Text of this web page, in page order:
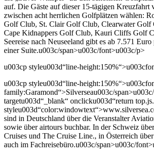
auf. Die Gäste auf dieser 15-tägigen
zwischen acht herrlichen Golfplätzen wählen:
Golf Club, St. Clair Golf Club, Clearwater Golf
Cape Kidnappers Golf Club, Kauri Cliffs Golf
Seereise nach Neuseeland gibt es ab 7.571
einer Suite.u003c/span>u003c/font>u003c/p>
u003cp styleu003d“line-
u003cp styleu003d“line-
family:Garamond“>Silverseau003c/
targetu003d“_blank“ onclicku003d“return
sind in Deutschland über die Veranstalter
sowie über airtours buchbar. In der Schweiz
Cruises und The Cruise Line., in Österreich
auch im Fachreisebüro.u003c/span>u003c/